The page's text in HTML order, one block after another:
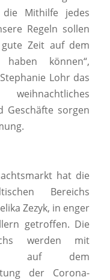
Mithilfe jedes
Regeln sollen
Zeit auf dem
haben können“,
Lohr das
Geschäfte sorgen
hat die
Bereichs
Zezyk, in enger
getroffen. Die
werden mit
auf dem
der Corona-